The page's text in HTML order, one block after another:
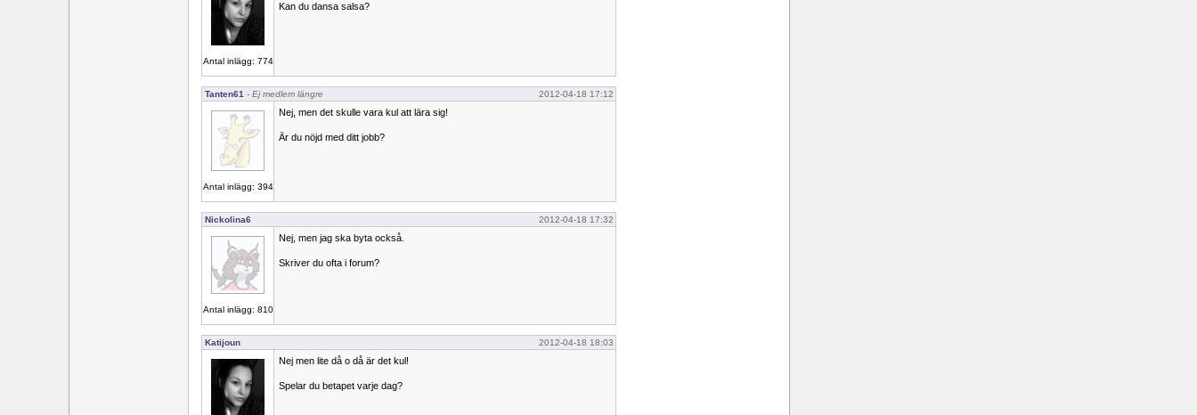
Antal inlägg: 774
Kan du dansa salsa?
Tanten61 - Ej medlem längre 2012-04-18 17:12
Antal inlägg: 394
Nej, men det skulle vara kul att lära sig!
Är du nöjd med ditt jobb?
Nickolina6 2012-04-18 17:32
Antal inlägg: 810
Nej, men jag ska byta också.
Skriver du ofta i forum?
Katijoun 2012-04-18 18:03
Nej men lite då o då är det kul!
Spelar du betapet varje dag?